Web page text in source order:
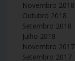
Novembro 2018
Outubro 2018
Setembro 2018
Julho 2018
Novembro 2017
Setembro 2017